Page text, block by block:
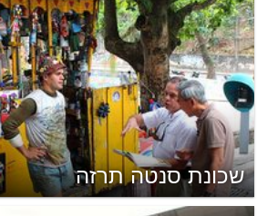
שכונת סנטה תרזה